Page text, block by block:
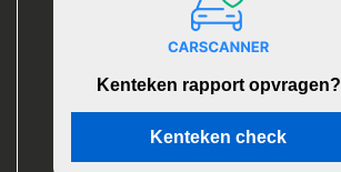
Kenteken rapport opvragen?
Kenteken check